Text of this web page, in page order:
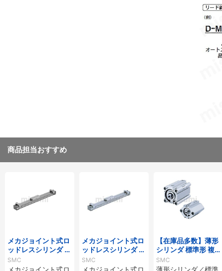
商品担当おすすめ
メカジョイント式ロ
ッドレスシリンダ 基
本形 MY1Bシリーズ
SMC
メカジョイント式ロ
ッドレスシリンダ 基
本形 MY1B-Zシリー
ズ
SMC
【在庫品多数】薄形
シリンダ 標準形 複
動・片ロッド CQ2
シリーズ
SMC